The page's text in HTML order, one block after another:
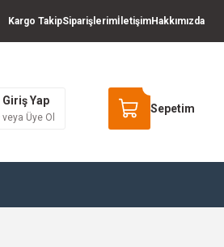
Kargo TakipSiparişlerimİletişimHakkımızda
Giriş Yap
veya Üye Ol
Sepetim